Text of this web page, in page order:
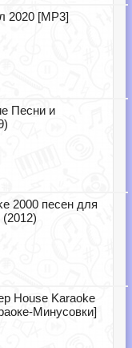
2020 [MP3]
Песни и
2000 песен для
House Karaoke
Минусовки]